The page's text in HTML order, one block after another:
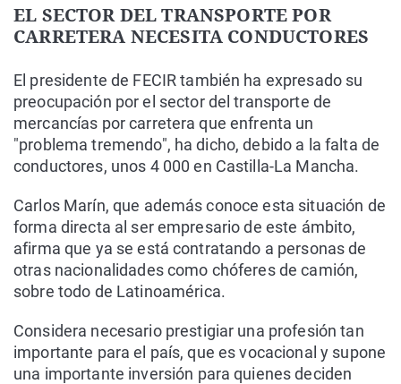
EL SECTOR DEL TRANSPORTE POR
CARRETERA NECESITA CONDUCTORES
El presidente de FECIR también ha expresado su
preocupación por el sector del transporte de
mercancías por carretera que enfrenta un
"problema tremendo", ha dicho, debido a la falta de
conductores, unos 4 000 en Castilla-La Mancha.
Carlos Marín, que además conoce esta situación de
forma directa al ser empresario de este ámbito,
afirma que ya se está contratando a personas de
otras nacionalidades como chóferes de camión,
sobre todo de Latinoamérica.
Considera necesario prestigiar una profesión tan
importante para el país, que es vocacional y supone
una importante inversión para quienes deciden